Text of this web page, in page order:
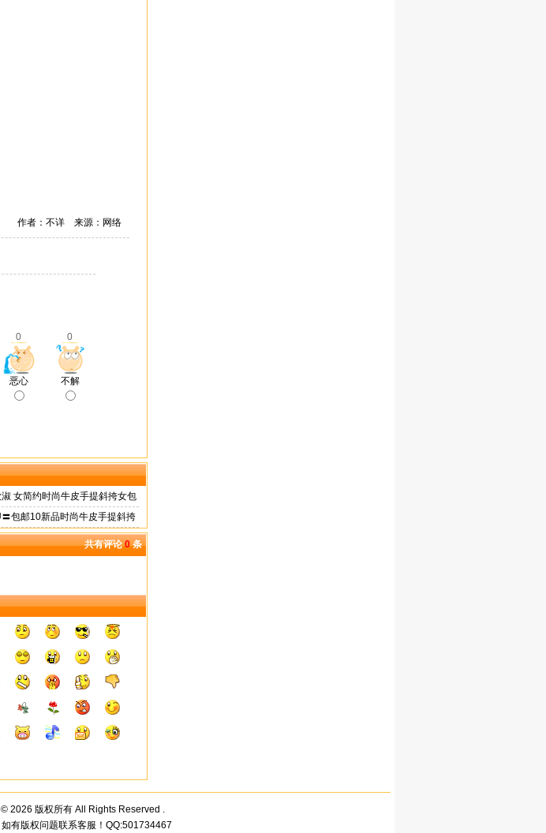
作者：不详 来源：网络
0 0
恶心 不解
女简约时尚牛皮手提斜挎女包
包邮10新品时尚牛皮手提斜挎
共有评论0条
2026 版权所有 All Rights Reserved .
有版权问题联系客服！QQ:501734467